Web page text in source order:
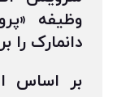
وظیفه
دانمارک را
بر اساس